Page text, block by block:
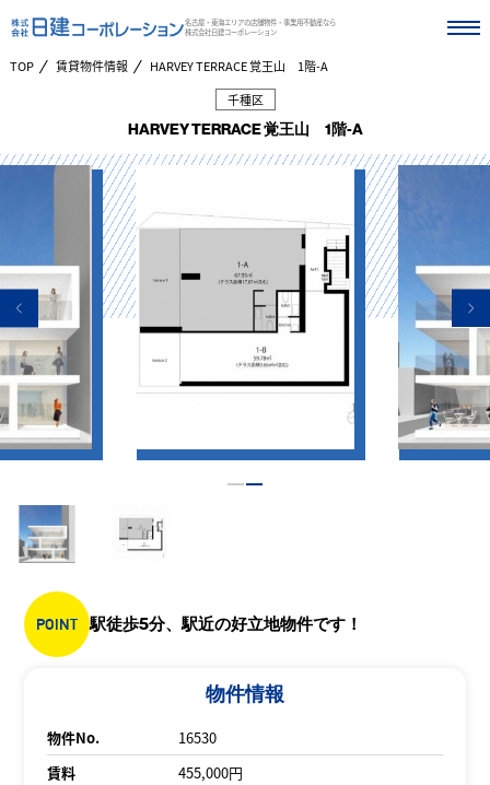
名古屋・東海エリアの店舗物件・事業用不動産なら
株式会社日建コーポレーション
TOP 賃貸物件情報
HARVEY TERRACE 覚王山 1階-A
千種区
HARVEY TERRACE 覚王山 1階-A
POINT 駅徒歩5分、駅近の好立地物件です！
物件情報
物件No.
16530
賃料
455,000円